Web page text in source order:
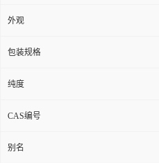
外观
包装规格
纯度
CAS编号
别名